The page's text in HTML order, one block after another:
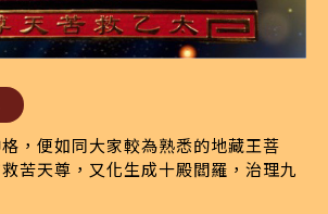
，便如同大家較為熟悉的地藏王菩
苦天尊，又化生成十殿閻羅，治理九